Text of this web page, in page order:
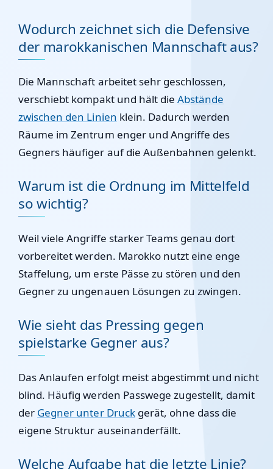
Wodurch zeichnet sich die Defensive
der marokkanischen Mannschaft aus?
Die Mannschaft arbeitet sehr geschlossen,
verschiebt kompakt und hält dieAbstände
zwischen den Linien klein. Dadurch werden
Räume im Zentrum enger und Angriffe des
Gegners häufiger auf die Außenbahnen gelenkt.
Warum ist die Ordnung im Mittelfeld
so wichtig?
Weil viele Angriffe starker Teams genau dort
vorbereitet werden. Marokko nutzt eine enge
Staffelung, um erste Pässe zu stören und den
Gegner zu ungenauen Lösungen zu zwingen.
Wie sieht das Pressing gegen
spielstarke Gegner aus?
Das Anlaufen erfolgt meist abgestimmt und nicht
blind. Häufig werden Passwege zugestellt, damit
der Gegner unter Druckgerät, ohne dass die
eigene Struktur auseinanderfällt.
Welche Aufgabe hat die letzte Linie?